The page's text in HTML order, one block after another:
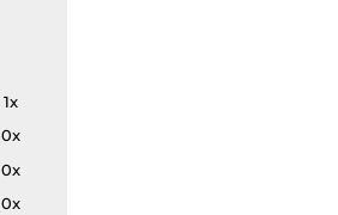
1x
0x
0x
0x